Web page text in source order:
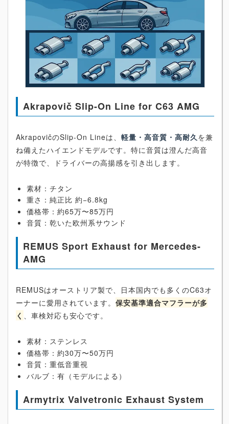
Akrapovič Slip-On Line for C63 AMG
AkrapovičのSlip-On Lineは、 軽量・高音質・高耐久 を兼
ね備えたハイエンドモデルです。特に音質は澄んだ高音
が特徴で、ドライバーの高揚感を引き出します。
素材：チタン
重さ：純正比 約−6.8kg
価格帯：約65万〜85万円
音質：乾いた欧州系サウンド
REMUS Sport Exhaust for Mercedes-
AMG
REMUSはオーストリア製で、日本国内でも多くのC63オ
ーナーに愛用されています。 保安基準適合マフラーが多
く 、車検対応も安心です。
素材：ステンレス
価格帯：約30万〜50万円
音質：重低音重視
バルブ：有（モデルによる）
Armytrix Valvetronic Exhaust System